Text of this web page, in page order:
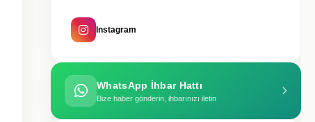
Instagram
WhatsApp İhbar Hattı
Bize haber gönderin, ihbarınızı iletin